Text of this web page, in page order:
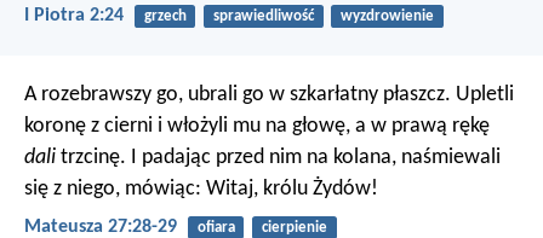
I Piotra 2:24 grzech sprawiedliwość wyzdrowienie
A rozebrawszy go, ubrali go w szkarłatny płaszcz. Upletli
koronę z cierni i włożyli mu na głowę, a w prawą rękę
dali trzcinę. I padając przed nim na kolana, naśmiewali
się z niego, mówiąc: Witaj, królu Żydów!
Mateusza 27:28-29 ofiara cierpienie